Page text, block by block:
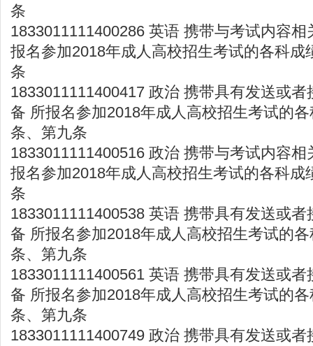
条
1833011111400286 英语 携带与考试内容
报名参加2018年成人高校招生考试的各科成
条
1833011111400417 政治 携带具有发送或
备 所报名参加2018年成人高校招生考试的
条、第九条
1833011111400516 政治 携带与考试内容
报名参加2018年成人高校招生考试的各科成
条
1833011111400538 英语 携带具有发送或
备 所报名参加2018年成人高校招生考试的
条、第九条
1833011111400561 英语 携带具有发送或
备 所报名参加2018年成人高校招生考试的
条、第九条
1833011111400749 政治 携带具有发送或